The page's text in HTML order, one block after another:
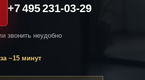
+7 495 231-03-29
звонить неудобно
~15 минут